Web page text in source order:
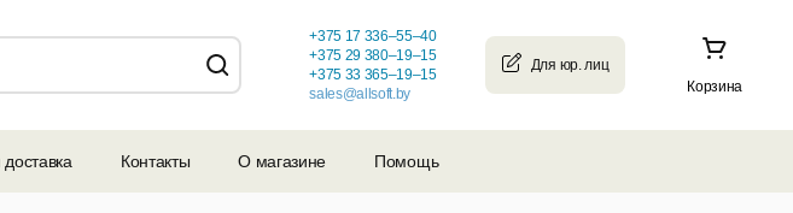
Корзина
+375 17 336–55–40
+375 29 380–19–15
+375 33 365–19–15
sales@allsoft.by
Контакты О магазине Помощь